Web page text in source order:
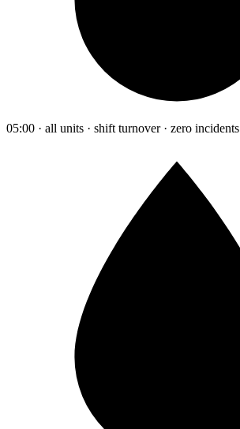
05:00 · all units · shift turnover · zero incidents